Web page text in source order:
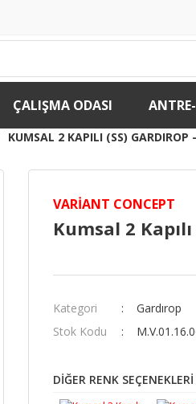
ÇALIŞMA ODASI
KUMSAL 2 KAPILI (SS)
VARIANT CONCEPT
Kumsal 2
Kategori
Gardırop
Stok Kodu
DİĞER RENK SEÇENEKLERİ